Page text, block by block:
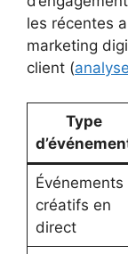
les récentes
marketing
client (
Type
Événements
créatifs en
direct